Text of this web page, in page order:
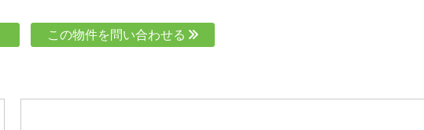
この物件を問い合わせる